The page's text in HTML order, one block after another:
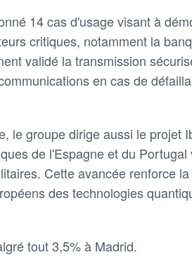
14 cas d'usage visant à
critiques, notamment la
validé la transmission
en cas de
le groupe dirige aussi le projet
de l'Espagne et du Portugal
Cette avancée renforce
des technologies
tout 3,5% à Madrid.